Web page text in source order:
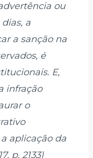
ou
a
a sanção na
é
E,
infração
o
aplicação da
p. 2133)